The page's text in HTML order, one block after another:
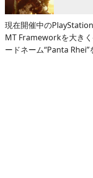
現在開催中の
MT Frameworkを大き
ードネーム“Panta Rhei”